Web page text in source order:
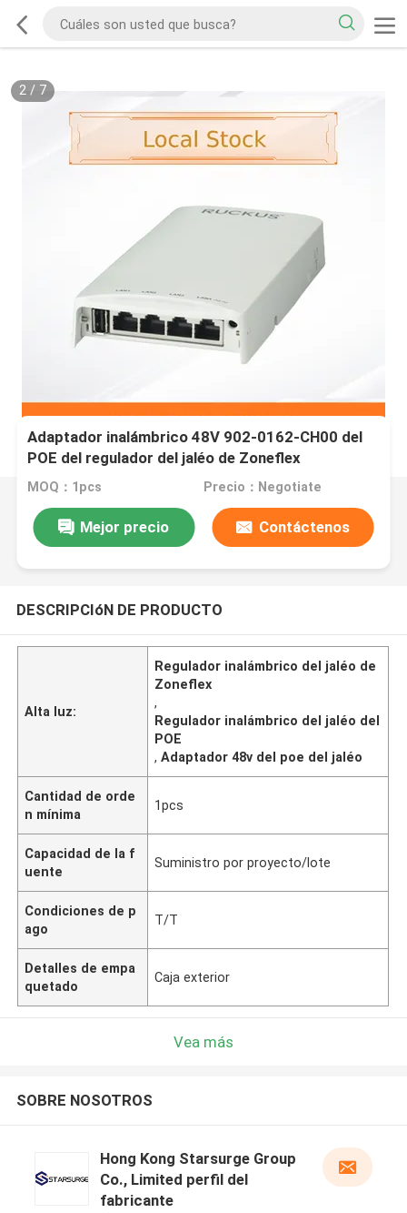
2/ 7
Adaptador inalámbrico 48V 902-0162-CH00 del
POE del regulador del jaléo de Zoneflex
MOQ：1pcs Precio：Negotiate
Mejor precio Contáctenos
DESCRIPCIóN DE PRODUCTO
Alta luz:
Regulador inalámbrico del jaléo de
Zoneflex
,
Regulador inalámbrico del jaléo del
POE
,Adaptador 48v del poe del jaléo
Cantidad de orde
n mínima
1pcs
Capacidad de la f
uente
Suministro por proyecto/lote
Condiciones de p
ago
T/T
Detalles de empa
quetado
Caja exterior
Vea más
SOBRE NOSOTROS
Hong Kong Starsurge Group
Co., Limited perfil del
fabricante